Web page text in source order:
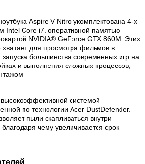
Aspire V Nitro укомплектована 4-х
Intel Core i7, оперативной памятью
NVIDIA® GeForce GTX 860M. Этих
хватает для просмотра фильмов в
большинства современных игр на
и выполнения сложных процессов,
системой
по технологии Acer DustDefender.
пыли скапливаться внутри
чему увеличивается срок